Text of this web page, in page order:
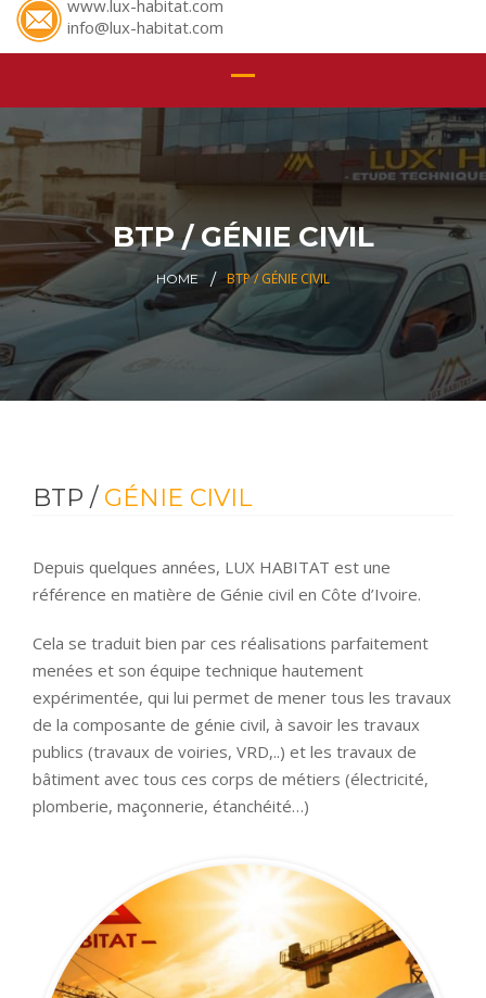
www.lux-habitat.com
info@lux-habitat.com
BTP / GÉNIE CIVIL
HOME BTP / GÉNIE CIVIL
BTP / GÉNIE CIVIL
Depuis quelques années, LUX HABITAT est une
référence en matière de Génie civil en Côte d’Ivoire.
Cela se traduit bien par ces réalisations parfaitement
menées et son équipe technique hautement
expérimentée, qui lui permet de mener tous les travaux
de la composante de génie civil, à savoir les travaux
publics (travaux de voiries, VRD,..) et les travaux de
bâtiment avec tous ces corps de métiers (électricité,
plomberie, maçonnerie, étanchéité…)